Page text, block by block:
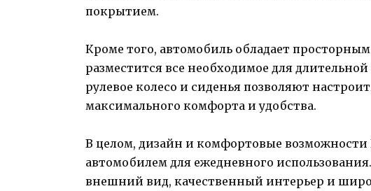
покрытием.
Кроме того, автомобиль обладает
разместится все необходимое для
рулевое колесо и сиденья позволяют
максимального комфорта и удобства.
В целом, дизайн и комфортовые возможности
автомобилем для ежедневного
внешний вид, качественный интерьер и